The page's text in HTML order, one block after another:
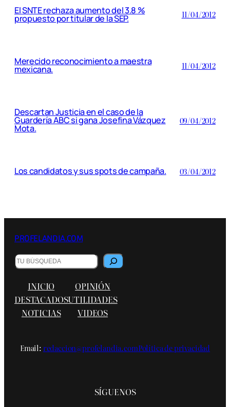
El SNTE rechaza aumento del 3.8 %
propuesto por titular de la SEP. 11/04/2012
Merecido reconocimiento a maestra
mexicana. 11/04/2012
Descartan Justicia en el caso de la
Guardería ABC si gana Josefina Vázquez
Mota.
09/04/2012
Los candidatos y sus spots de campaña. 03/04/2012
PROFELANDIA.COM
Buscar
INICIO
DESTACADOS
NOTICIAS
OPINIÓN
UTILIDADES
VIDEOS
Email:redaccion@profelandia.comPolítica de privacidad
SÍGUENOS